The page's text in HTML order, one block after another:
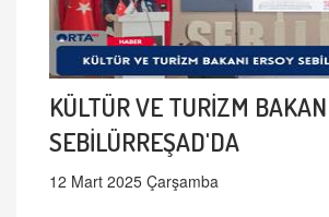
KÜLTÜR VE TURİZM
SEBİLÜRREŞAD'DA
12 Mart 2025 Çarşamba